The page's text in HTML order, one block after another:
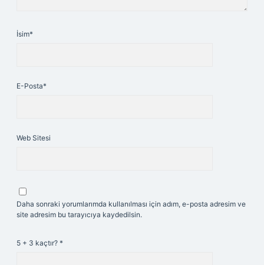
İsim*
E-Posta*
Web Sitesi
Daha sonraki yorumlarımda kullanılması için adım, e-posta adresim ve
site adresim bu tarayıcıya kaydedilsin.
5 + 3 kaçtır? *